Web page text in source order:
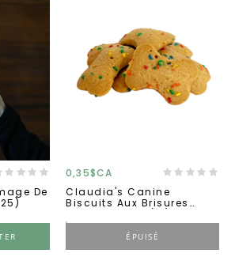
De
0,35$CA
Claudia's Canine
Biscuits Aux Brisures
ÉPUISÉ